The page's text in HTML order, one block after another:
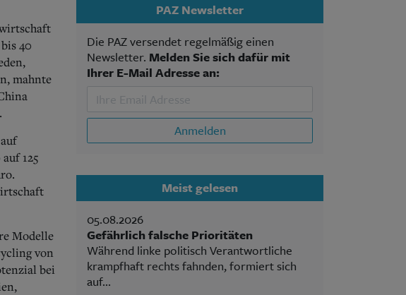
40
mahnte
125
Modelle
von
bei
PAZ Newsletter
Die PAZ versendet regelmäßig einen
Newsletter. Melden Sie sich dafür mit
Ihrer E-Mail Adresse an:
Anmelden
Meist gelesen
05.08.2026
Gefährlich falsche Prioritäten
Während linke politisch Verantwortliche
krampfhaft rechts fahnden, formiert sich
auf...